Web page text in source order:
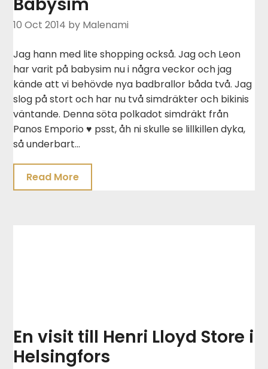
10 Oct 2014 by Malenami
Jag hann med lite shopping också. Jag och Leon
har varit på babysim nu i några veckor och jag
kände att vi behövde nya badbrallor båda två. Jag
slog på stort och har nu två simdräkter och bikinis
väntande. Denna söta polkadot simdräkt från
Panos Emporio ♥ psst, åh ni skulle se lillkillen dyka,
så underbart…
Read More
En visit till Henri Lloyd Store i
Helsingfors